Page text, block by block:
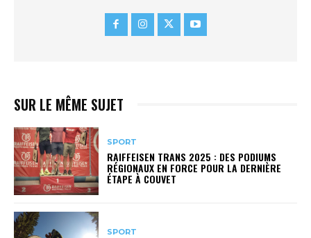
SUR LE MÊME SUJET
SPORT
RAIFFEISEN TRANS 2025 : DES PODIUMS
RÉGIONAUX EN FORCE POUR LA DERNIÈRE
ÉTAPE À COUVET
SPORT